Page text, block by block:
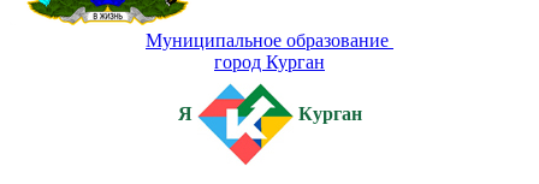
Муниципальное образование
город Курган
Я Курган